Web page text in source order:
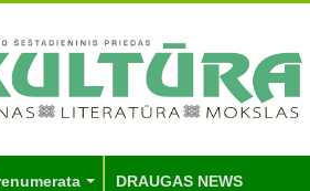
DRAUGAS NEWS